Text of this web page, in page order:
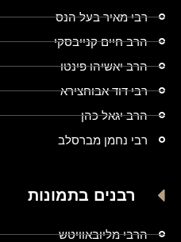
רבי מאיר בעל הנס
הרב חיים קנייבסקי
הרב יאשיהו פינטו
רבי דוד אבוחצירא
הרב יגאל כהן
רבי נחמן מברסלב
רבנים בתמונות
הרבי מליובאוויטש